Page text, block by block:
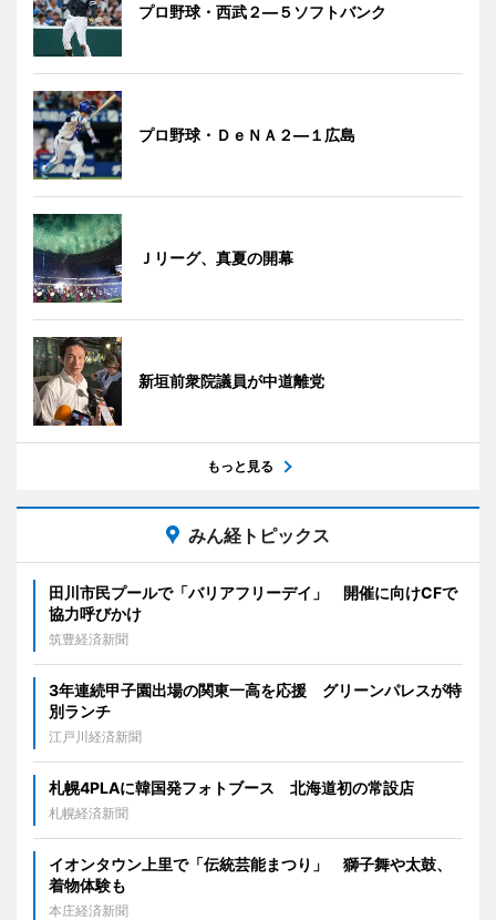
プロ野球・西武２―５ソフトバンク
プロ野球・ＤｅＮＡ２―１広島
Ｊリーグ、真夏の開幕
新垣前衆院議員が中道離党
もっと見る
みん経トピックス
田川市民プールで「バリアフリーデイ」 開催に向けCFで
協力呼びかけ
筑豊経済新聞
3年連続甲子園出場の関東一高を応援 グリーンパレスが特
別ランチ
江戸川経済新聞
札幌4PLAに韓国発フォトブース 北海道初の常設店
札幌経済新聞
イオンタウン上里で「伝統芸能まつり」 獅子舞や太鼓、
着物体験も
本庄経済新聞